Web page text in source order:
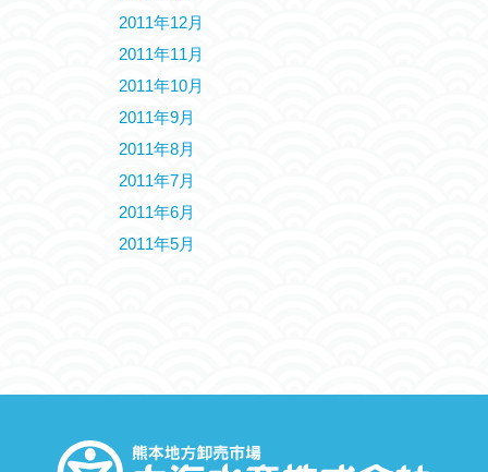
2011年12月
2011年11月
2011年10月
2011年9月
2011年8月
2011年7月
2011年6月
2011年5月